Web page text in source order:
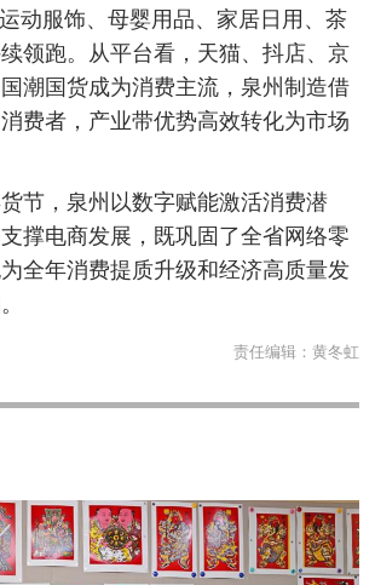
动服饰、母婴用品、家居日用、茶
领跑。从平台看，天猫、抖店、京
潮国货成为消费主流，泉州制造借
费者，产业带优势高效转化为市场
节，泉州以数字赋能激活消费潜
撑电商发展，既巩固了全省网络零
全年消费提质升级和经济高质量发
责任编辑： 黄冬虹